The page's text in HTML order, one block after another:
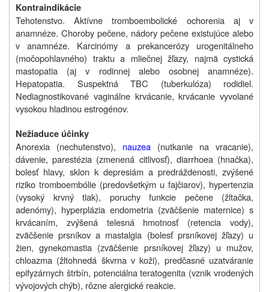
Kontraindikácie
Tehotenstvo. Aktívne tromboembolické ochorenia aj v
anamnéze. Choroby pečene, nádory pečene existujúce alebo
v anamnéze. Karcinómy a prekancerózy urogenitálneho
(močopohlavného) traktu a mliečnej žľazy, najmä cystická
mastopatia (aj v rodinnej alebo osobnej anamnéze).
Hepatopatia. Suspektná TBC (tuberkulóza) rodidiel.
Nediagnostikované vaginálne krvácanie, krvácanie vyvolané
vysokou hladinou estrogénov.
Nežiaduce účinky
Anorexia (nechutenstvo), nauzea (nutkanie na vracanie),
dávenie, parestézia (zmenená citlivosť), diarrhoea (hnačka),
bolesť hlavy, sklon k depresiám a predráždenosti, zvýšené
riziko tromboembólie (predovšetkým u fajčiarov), hypertenzia
(vysoký krvný tlak), poruchy funkcie pečene (žltačka,
adenómy), hyperplázia endometria (zväčšenie maternice) s
krvácaním, zvýšená telesná hmotnosť (retencia vody),
zväčšenie prsníkov a mastalgia (bolesť prsníkovej žľazy) u
žien, gynekomastia (zväčšenie prsníkovej žľazy) u mužov,
chloazma (žltohnedá škvrna v koži), predčasné uzatváranie
epifyzárnych štrbín, potenciálna teratogenita (vznik vrodených
vývojových chýb), rôzne alergické reakcie.